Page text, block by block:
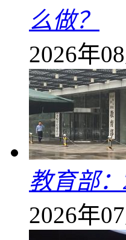
么做？
2026年
教育部
2026年